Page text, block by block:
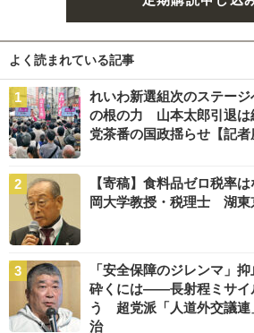
よく読まれている記事
れいわ新選組次のステー
の根の力 山本太郎引退
党茶番の国政揺らせ【記者
【寄稿】食料品ゼロ税率
岡大学教授・税理士 湖東
「安全保障のジレンマ」
砕くには――長射程ミサイ
う 超党派「人道外交議連
治